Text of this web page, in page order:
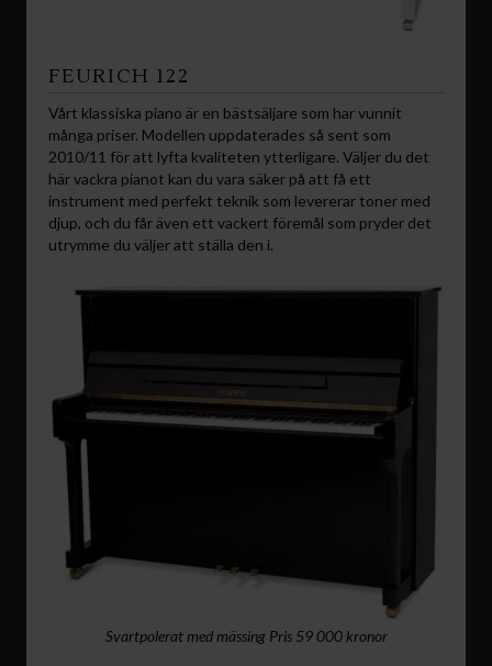
FEURICH 122
Vårt klassiska piano är en bästsäljare som har vunnit
många priser. Modellen uppdaterades så sent som
2010/11 för att lyfta kvaliteten ytterligare. Väljer du det
här vackra pianot kan du vara säker på att få ett
instrument med perfekt teknik som levererar toner med
djup, och du får även ett vackert föremål som pryder det
utrymme du väljer att ställa den i.
Svartpolerat med mässing Pris 59 000 kronor